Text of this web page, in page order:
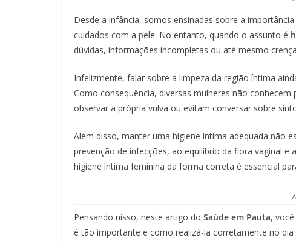
Desde a infância, somos ensinadas sobre a
cuidados com a pele. No entanto, quando o assunto é
dúvidas, informações incompletas ou até mesmo
Infelizmente, falar sobre a limpeza da região íntima
Como consequência, diversas mulheres não
observar a própria vulva ou evitam conversar sobre
Além disso, manter uma higiene íntima adequada não
prevenção de infecções, ao equilíbrio da flora vaginal
higiene íntima feminina da forma correta é essencial
Pensando nisso, neste artigo do Saúde em Pauta,
é tão importante e como realizá-la corretamente no dia